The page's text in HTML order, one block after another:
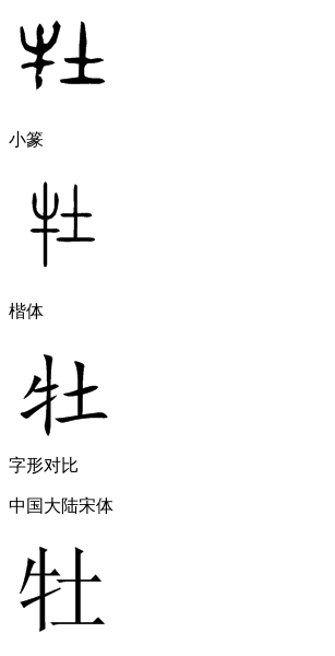
小篆
楷体
字形对比
中国大陆宋体